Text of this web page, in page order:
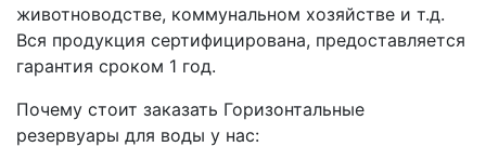
животноводстве, коммунальном хозяйстве и т.д.
Вся продукция сертифицирована, предоставляется
гарантия сроком 1 год.
Почему стоит заказать Горизонтальные
резервуары для воды у нас: